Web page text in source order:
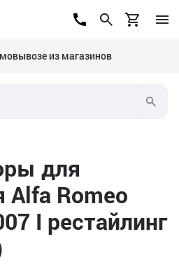
из магазинов
для
Alfa Romeo
I рестайлинг